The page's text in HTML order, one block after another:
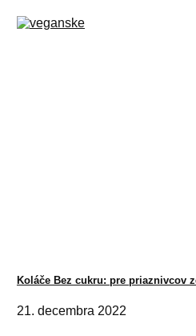
Koláče Bez cukru: pre priaznivcov
21. decembra 2022